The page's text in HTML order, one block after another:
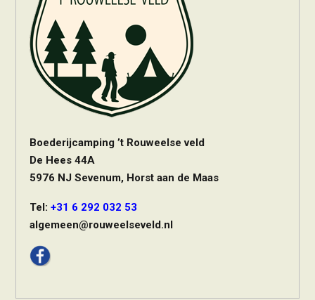
Boederijcamping ’t Rouweelse veld
De Hees 44A
5976 NJ Sevenum, Horst aan de Maas
Tel: +31 6 292 032 53
algemeen@rouweelseveld.nl